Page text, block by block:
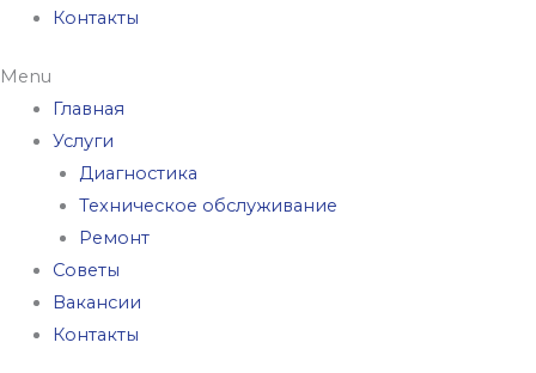
Контакты
Menu
Главная
Услуги
Диагностика
Техническое обслуживание
Ремонт
Советы
Вакансии
Контакты